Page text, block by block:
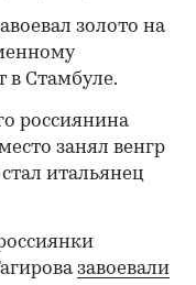
золото на
в Стамбуле.
россиянина
занял венгр
итальянец
завоевали